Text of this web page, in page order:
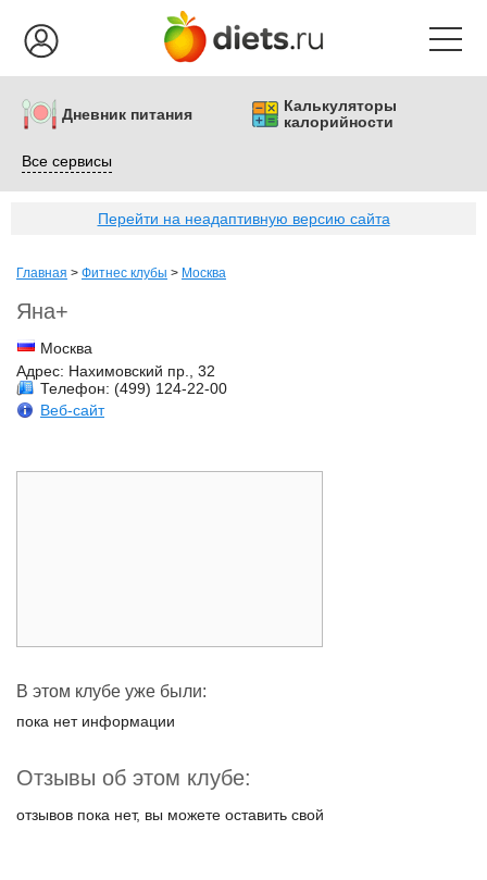
Дневник питания
Калькуляторы
калорийности
Все сервисы
Перейти на неадаптивную версию сайта
Главная > Фитнес клубы > Москва
Яна+
Москва
Адрес: Нахимовский пр., 32
Телефон: (499) 124-22-00
Веб-сайт
В этом клубе уже были:
пока нет информации
Отзывы об этом клубе:
отзывов пока нет, вы можете оставить свой